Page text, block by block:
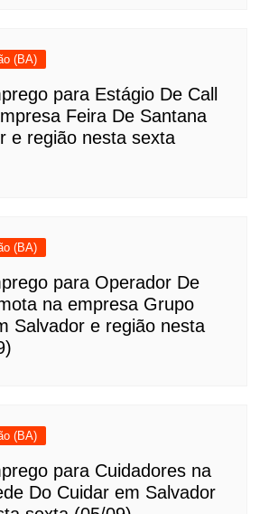
(BA)
para Estágio De Call
Feira De Santana
e região nesta sexta
(BA)
para Operador De
na empresa Grupo
Salvador e região nesta
(BA)
para Cuidadores na
Do Cuidar em Salvador